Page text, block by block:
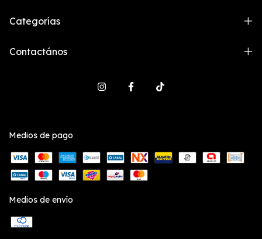
Categorías
Contactános
Medios de pago
Medios de envío